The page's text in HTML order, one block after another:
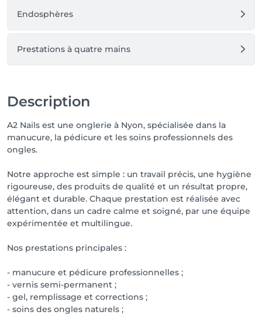
Endosphères
Prestations à quatre mains
Description
A2 Nails est une onglerie à Nyon, spécialisée dans la
manucure, la pédicure et les soins professionnels des
ongles.
Notre approche est simple : un travail précis, une hygiène
rigoureuse, des produits de qualité et un résultat propre,
élégant et durable. Chaque prestation est réalisée avec
attention, dans un cadre calme et soigné, par une équipe
expérimentée et multilingue.
Nos prestations principales :
- manucure et pédicure professionnelles ;
- vernis semi-permanent ;
- gel, remplissage et corrections ;
- soins des ongles naturels ;